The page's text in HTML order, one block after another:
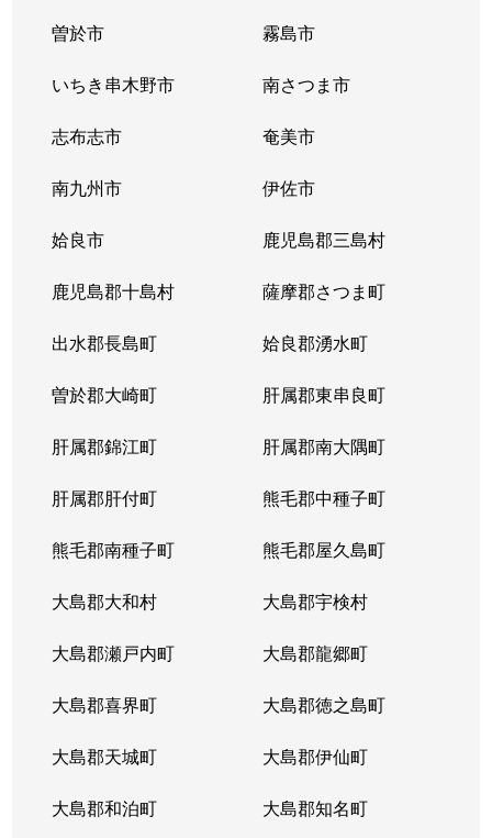
曽於市 霧島市
いちき串木野市 南さつま市
志布志市 奄美市
南九州市 伊佐市
姶良市 鹿児島郡三島村
鹿児島郡十島村 薩摩郡さつま町
出水郡長島町 姶良郡湧水町
曽於郡大崎町 肝属郡東串良町
肝属郡錦江町 肝属郡南大隅町
肝属郡肝付町 熊毛郡中種子町
熊毛郡南種子町 熊毛郡屋久島町
大島郡大和村 大島郡宇検村
大島郡瀬戸内町 大島郡龍郷町
大島郡喜界町 大島郡徳之島町
大島郡天城町 大島郡伊仙町
大島郡和泊町 大島郡知名町